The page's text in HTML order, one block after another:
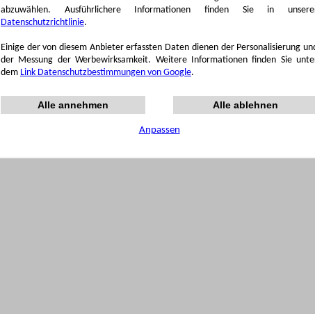
abzuwählen. Ausführlichere Informationen finden Sie in
Datenschutzrichtlinie.
Einige der von diesem Anbieter erfassten Daten dienen der Personalisierung
der Messung der Werbewirksamkeit. Weitere Informationen finden Sie
dem Link Datenschutzbestimmungen von Google.
Alle annehmen Alle ablehnen
Anpassen